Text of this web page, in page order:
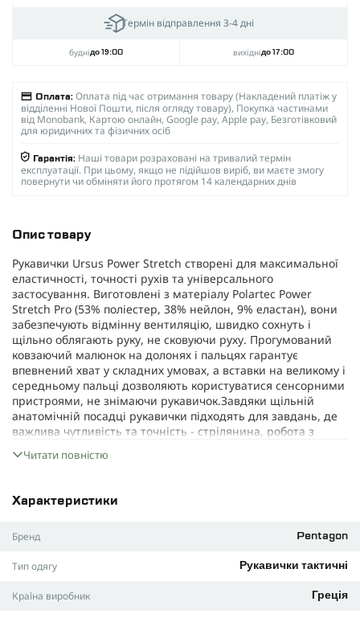
Термін відправлення 3-4 дні
буднідо 19:00 вихіднідо 17:00
Оплата: Оплата під час отримання товару (Накладений платіж у
відділенні Нової Пошти, після огляду товару), Покупка частинами
від Monobank, Картою онлайн, Google pay, Apple pay, Безготівковий
для юридичних та фізичних осіб
Гарантія: Наші товари розраховані на тривалий термін
експлуатації. При цьому, якщо не підійшов виріб, ви маєте змогу
повернути чи обміняти його протягом 14 календарних днів
Опис товару
Рукавички Ursus Power Stretch створені для максимальної
еластичності, точності рухів та універсального
застосування. Виготовлені з матеріалу Polartec Power
Stretch Pro (53% поліестер, 38% нейлон, 9% еластан), вони
забезпечують відмінну вентиляцію, швидко сохнуть і
щільно облягають руку, не сковуючи руху. Прогумований
ковзаючий малюнок на долонях і пальцях гарантує
впевнений хват у складних умовах, а вставки на великому і
середньому пальці дозволяють користуватися сенсорними
пристроями, не знімаючи рукавичок.Завдяки щільній
анатомічній посадці рукавички підходять для завдань, де
важлива чутливість та точність - стрілянина, робота з
можна використовувати як самостійний варіант для
зимові рукавички. Низькопрофільна еластична манжета
забезпечує комфортне прилягання та допомагає
ПЕРЕВАГИ
Матеріал Polartec® Power Stretch® Pro (241 г/м²) -
Читати повністю
Характеристики
Бренд Pentagon
Тип одягу Рукавички тактичні
Країна виробник Греція